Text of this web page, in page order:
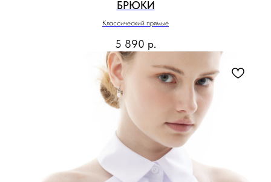
БРЮКИ
Классический прямые
5 890 р.